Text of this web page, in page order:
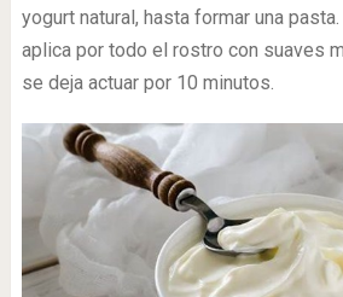
yogurt natural, hasta formar una
aplica por todo el rostro con suaves
se deja actuar por 10 minutos.